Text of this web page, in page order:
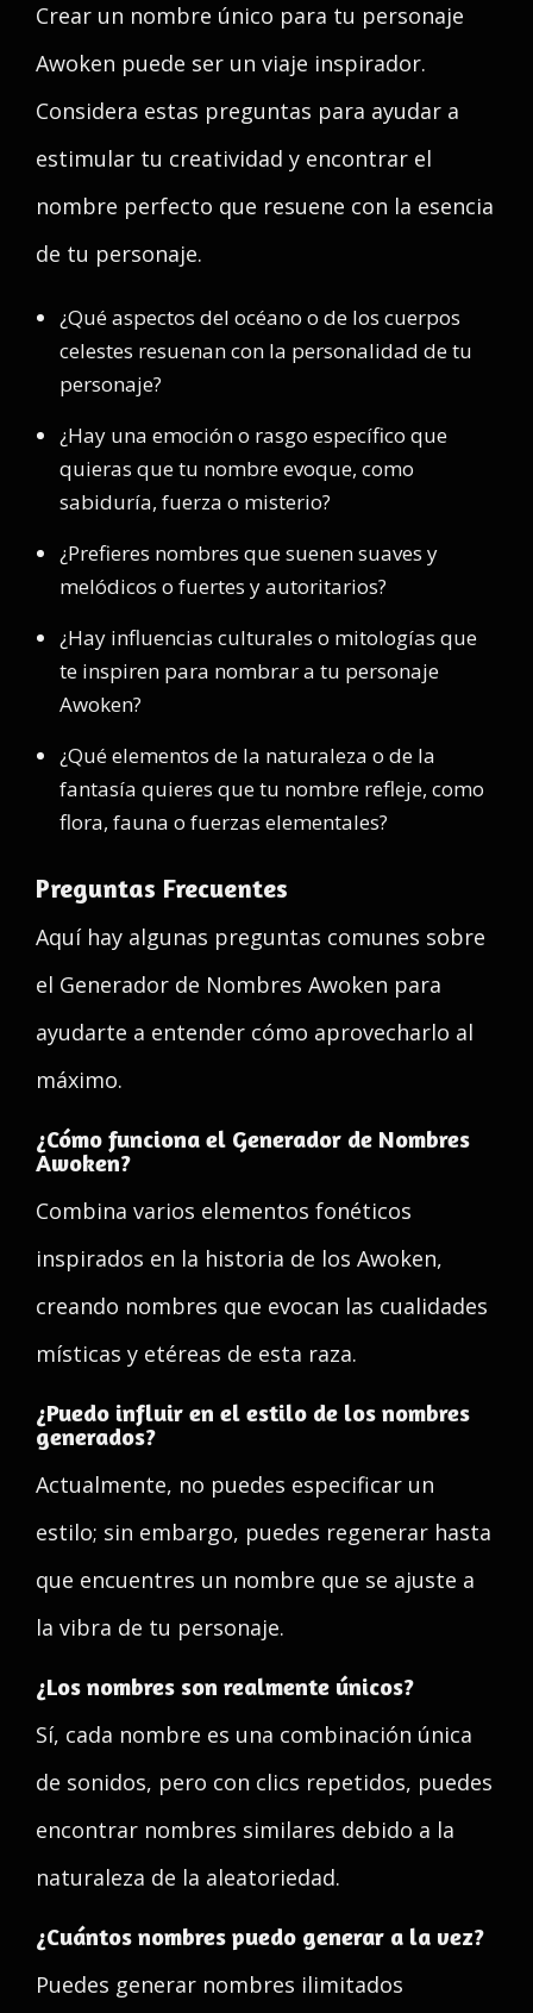
Crear un nombre único para tu personaje
Awoken puede ser un viaje inspirador.
Considera estas preguntas para ayudar a
estimular tu creatividad y encontrar el
nombre perfecto que resuene con la esencia
de tu personaje.
¿Qué aspectos del océano o de los cuerpos
celestes resuenan con la personalidad de tu
personaje?
¿Hay una emoción o rasgo específico que
quieras que tu nombre evoque, como
sabiduría, fuerza o misterio?
¿Prefieres nombres que suenen suaves y
melódicos o fuertes y autoritarios?
¿Hay influencias culturales o mitologías que
te inspiren para nombrar a tu personaje
Awoken?
¿Qué elementos de la naturaleza o de la
fantasía quieres que tu nombre refleje, como
flora, fauna o fuerzas elementales?
Preguntas Frecuentes
Aquí hay algunas preguntas comunes sobre
el Generador de Nombres Awoken para
ayudarte a entender cómo aprovecharlo al
máximo.
¿Cómo funciona el Generador de Nombres
Awoken?
Combina varios elementos fonéticos
inspirados en la historia de los Awoken,
creando nombres que evocan las cualidades
místicas y etéreas de esta raza.
¿Puedo influir en el estilo de los nombres
generados?
Actualmente, no puedes especificar un
estilo; sin embargo, puedes regenerar hasta
que encuentres un nombre que se ajuste a
la vibra de tu personaje.
¿Los nombres son realmente únicos?
Sí, cada nombre es una combinación única
de sonidos, pero con clics repetidos, puedes
encontrar nombres similares debido a la
naturaleza de la aleatoriedad.
¿Cuántos nombres puedo generar a la vez?
Puedes generar nombres ilimitados